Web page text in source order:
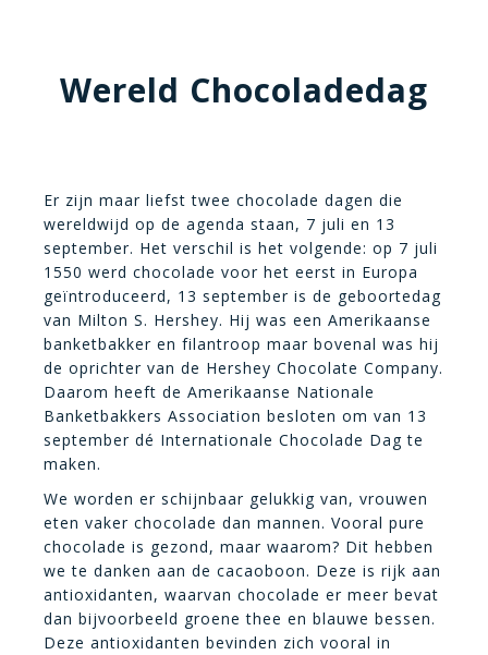
Wereld Chocoladedag
Er zijn maar liefst twee chocolade dagen die
wereldwijd op de agenda staan, 7 juli en 13
september. Het verschil is het volgende: op 7 juli
1550 werd chocolade voor het eerst in Europa
geïntroduceerd, 13 september is de geboortedag
van Milton S. Hershey. Hij was een Amerikaanse
banketbakker en filantroop maar bovenal was hij
de oprichter van de Hershey Chocolate Company.
Daarom heeft de Amerikaanse Nationale
Banketbakkers Association besloten om van 13
september dé Internationale Chocolade Dag te
maken.
We worden er schijnbaar gelukkig van, vrouwen
eten vaker chocolade dan mannen. Vooral pure
chocolade is gezond, maar waarom? Dit hebben
we te danken aan de cacaoboon. Deze is rijk aan
antioxidanten, waarvan chocolade er meer bevat
dan bijvoorbeeld groene thee en blauwe bessen.
Deze antioxidanten bevinden zich vooral in